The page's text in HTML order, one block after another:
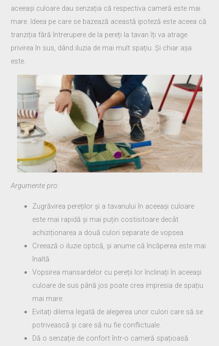
aceeași culoare dau senzația că respectiva cameră este mai
mare. Ideea pe care se bazează această ipoteză este aceea că
tranziția fără întrerupere de la pereți la tavan îți va atrage
privirea în sus, dând iluzia de mai mult spațiu. Și chiar așa
este.
Argumente pro:
Zugrăvirea pereților și a tavanului în aceeași culoare
este mai rapidă și mai puțin costisitoare decât
achiziționarea a două culori separate de vopsea.
Creează o iluzie optică, și anume că încăperea este mai
înaltă.
Vopsirea mansardelor cu pereții lor înclinați în aceeași
culoare de sus până jos poate crea impresia de spațiu
mai mare.
Evitați dilema legată de alegerea unor culori care să se
potrivească și care să nu fie conflictuale.
Dă o senzație de confort într-o cameră spațioasă.